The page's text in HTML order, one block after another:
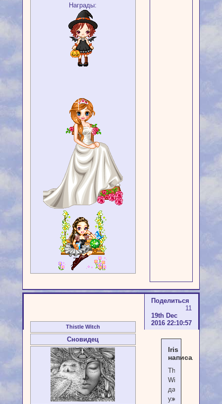
Награды:
Поделиться
11
19th Dec
2016 22:10:57
Thistle Witch
Сновидец
Iris
написал(а):
Thistle
Witch
да
уж...